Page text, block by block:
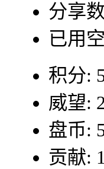
分享
已用
积分:
威望:
盘币:
贡献: 1